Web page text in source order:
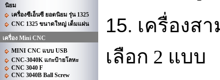
นิยม
เครื่องซีเอ็นซี ยอดนิยม รุ่น 1325
CNC 1325 ขนาดใหญ่ เต็มแผ่น
เครื่อง Mini CNC
MINI CNC แบบ USB
CNC-3040K แกะป้ายโลหะ
CNC 3040 F
CNC 3040B Ball Screw
15. เครื่องส
เลือก 2 แบบ